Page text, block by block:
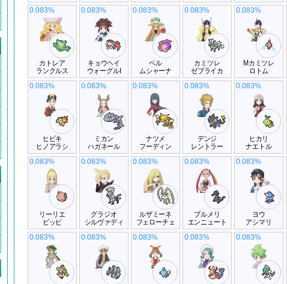
カトレア
ランクルス
0.083%
キョウヘイ
ウォーグルI
0.083%
ベル
ムシャーナ
0.083%
カミツレ
ゼブライカ
0.083%
Mカミツレ
ロトム
0.083%
ヒビキ
ヒノアラシ
0.083%
ミカン
ハガネール
0.083%
ナツメ
フーディン
0.083%
デンジ
レントラー
0.083%
ヒカリ
ナエトル
0.083%
リーリエ
ピッピ
0.083%
グラジオ
シルヴァディ
0.083%
ルザミーネ
フェローチェ
0.083%
プルメリ
エンニュート
0.083%
ヨウ
アシマリ
0.083%
0.083% 0.083% 0.083% 0.083% 0.083%